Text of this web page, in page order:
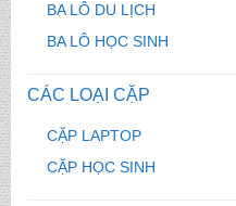
BA LÔ DU LỊCH
BA LÔ HỌC SINH
CÁC LOẠI CẶP
CẶP LAPTOP
CẶP HỌC SINH